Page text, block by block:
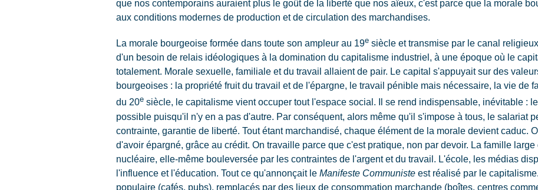
que nos contemporains auraient plus le goût de la liberté que nos aïeux, c'est parce que la morale
aux conditions modernes de production et de circulation des marchandises.
La morale bourgeoise formée dans toute son ampleur au 19e siècle et transmise par le canal
d'un besoin de relais idéologiques à la domination du capitalisme industriel, à une époque où le
totalement. Morale sexuelle, familiale et du travail allaient de pair. Le capital s'appuyait sur des
bourgeoises : la propriété fruit du travail et de l'épargne, le travail pénible mais nécessaire, la vie de
du 20e siècle, le capitalisme vient occuper tout l'espace social. Il se rend indispensable, inévitable :
possible puisqu'il n'y en a pas d'autre. Par conséquent, alors même qu'il s'impose à tous, le salariat
contrainte, garantie de liberté. Tout étant marchandisé, chaque élément de la morale devient caduc.
d'avoir épargné, grâce au crédit. On travaille parce que c'est pratique, non par devoir. La famille
nucléaire, elle-même bouleversée par les contraintes de l'argent et du travail. L'école, les médias
l'influence et l'éducation. Tout ce qu'annonçait le Manifeste Communiste est réalisé par le
populaire (cafés, pubs), remplacés par des lieux de consommation marchande (boîtes, centres